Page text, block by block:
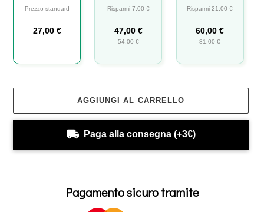
Prezzo standard
27,00 €
Risparmi 7,00 €
47,00 €
54,00 €
Risparmi 21,00 €
60,00 €
81,00 €
AGGIUNGI AL CARRELLO
Paga alla consegna (+3€)
Pagamento sicuro tramite